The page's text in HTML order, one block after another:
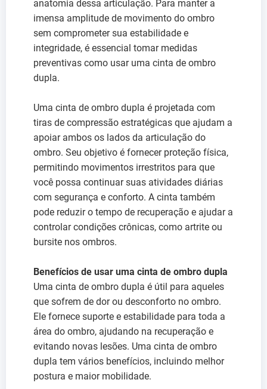
anatomia dessa articulação. Para manter a
imensa amplitude de movimento do ombro
sem comprometer sua estabilidade e
integridade, é essencial tomar medidas
preventivas como usar uma cinta de ombro
dupla.
Uma cinta de ombro dupla é projetada com
tiras de compressão estratégicas que ajudam a
apoiar ambos os lados da articulação do
ombro. Seu objetivo é fornecer proteção física,
permitindo movimentos irrestritos para que
você possa continuar suas atividades diárias
com segurança e conforto. A cinta também
pode reduzir o tempo de recuperação e ajudar a
controlar condições crônicas, como artrite ou
bursite nos ombros.
Benefícios de usar uma cinta de ombro dupla
Uma cinta de ombro dupla é útil para aqueles
que sofrem de dor ou desconforto no ombro.
Ele fornece suporte e estabilidade para toda a
área do ombro, ajudando na recuperação e
evitando novas lesões. Uma cinta de ombro
dupla tem vários benefícios, incluindo melhor
postura e maior mobilidade.